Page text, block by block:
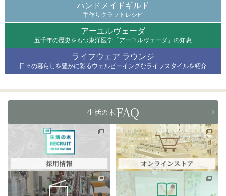
ハンドメイドギルド
手作りクラフトレシピ
アーユルヴェーダ
五千年の歴史をもつ東洋医学「アーユルヴェーダ」の知恵
ライフウェア ラウンジ
日々の暮らしを豊かに彩るウェルビーイングなライフスタイルを紹介
生活の木FAQ